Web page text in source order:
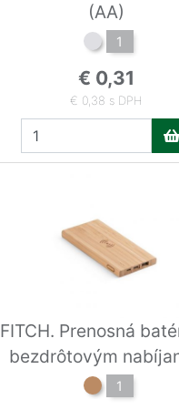
(AA)
1
€ 0,31
€ 0,38 s DPH
FITCH. Prenosná
bezdrôtovým
5'000mAh Prírodná
1